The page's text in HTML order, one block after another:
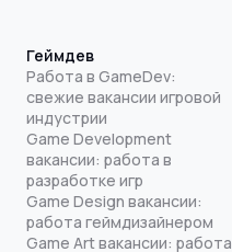
Геймдев
Работа в GameDev:
свежие вакансии игровой
индустрии
Game Development
вакансии: работа в
разработке игр
Game Design вакансии:
работа геймдизайнером
Game Art вакансии: работа